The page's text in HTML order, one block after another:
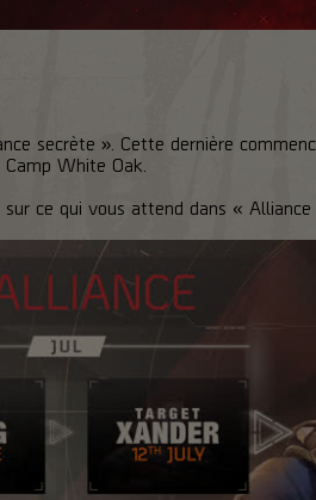
secrète ». Cette dernière
White Oak.
ce qui vous attend dans « Alliance